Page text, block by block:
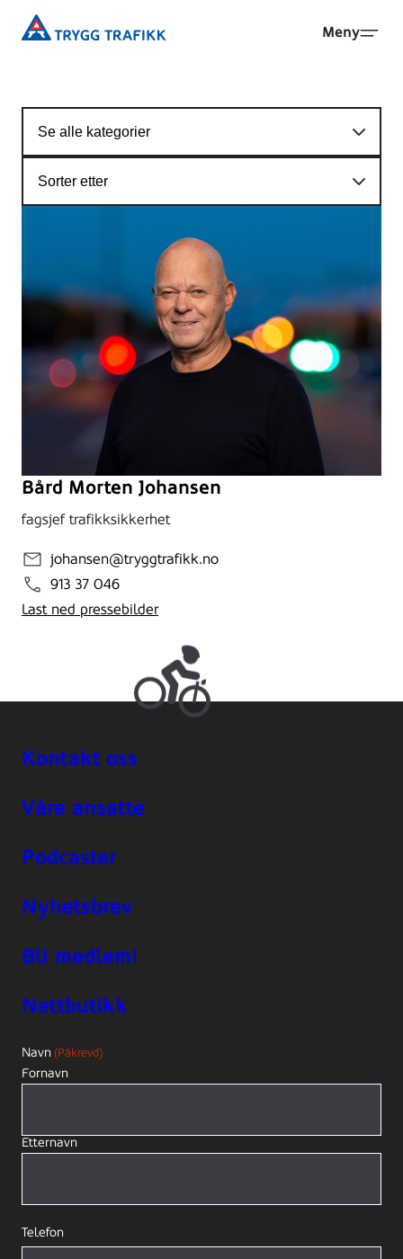
Trygg
Meny
Bård Morten Johansen
fagsjef trafikksikkerhet
johansen@tryggtrafikk.no
913 37 046
Last ned pressebilder
Kontakt oss
Våre ansatte
Podcaster
Nyhetsbrev
Bli medlem!
Nettbutikk
Navn (Påkrevd)
Fornavn
Etternavn
Telefon